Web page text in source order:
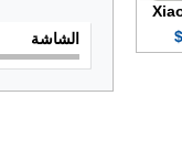
الشاشة